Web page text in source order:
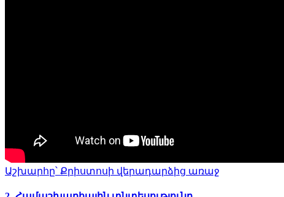
Աշխարհը՝ Քրիստոսի վերադարձից առաջ